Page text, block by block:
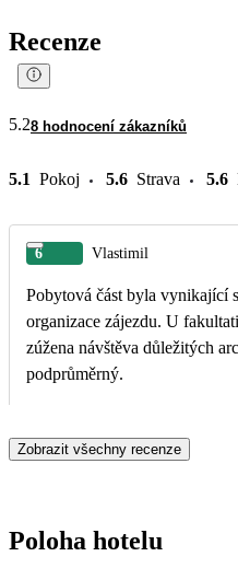
Recenze
5.28 hodnocení zákazníků
5.1 Pokoj 5.6 Strava 5.6
6 Vlastimil
Pobytová část byla vynikající
organizace zájezdu. U fakultativního výletu (Tunis, Kartágo, Sid Abu Said) byla v Kartágu
zúžena návštěva důležitých
podprůměrný.
Zobrazit všechny recenze
Poloha hotelu